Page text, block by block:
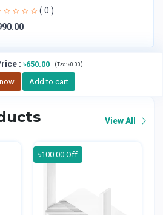
Bag | Sl
( 0 )
: ৳650.00 (Tax : ৳0.00)
Add to cart
View All
৳100.00 Off